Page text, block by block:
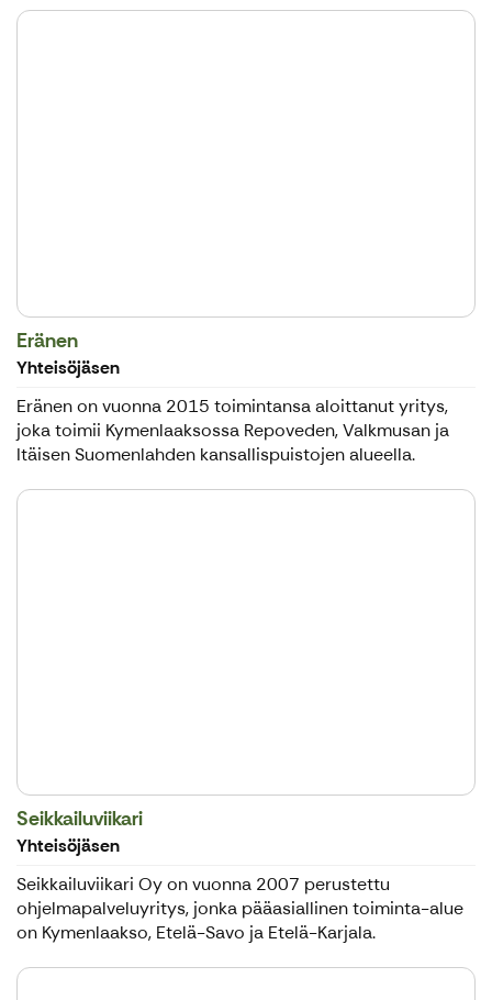
Eränen
Yhteisöjäsen
Eränen on vuonna 2015 toimintansa aloittanut yritys,
joka toimii Kymenlaaksossa Repoveden, Valkmusan ja
Itäisen Suomenlahden kansallispuistojen alueella.
Seikkailuviikari
Yhteisöjäsen
Seikkailuviikari Oy on vuonna 2007 perustettu
ohjelmapalveluyritys, jonka pääasiallinen toiminta-alue
on Kymenlaakso, Etelä-Savo ja Etelä-Karjala.